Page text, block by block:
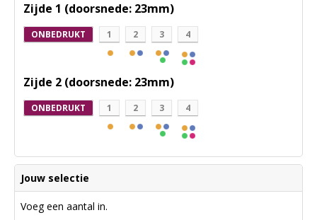
Zijde 1 (doorsnede: 23mm)
ONBEDRUKT 1 2 3 4
Zijde 2 (doorsnede: 23mm)
ONBEDRUKT 1 2 3 4
Jouw selectie
Voeg een aantal in.